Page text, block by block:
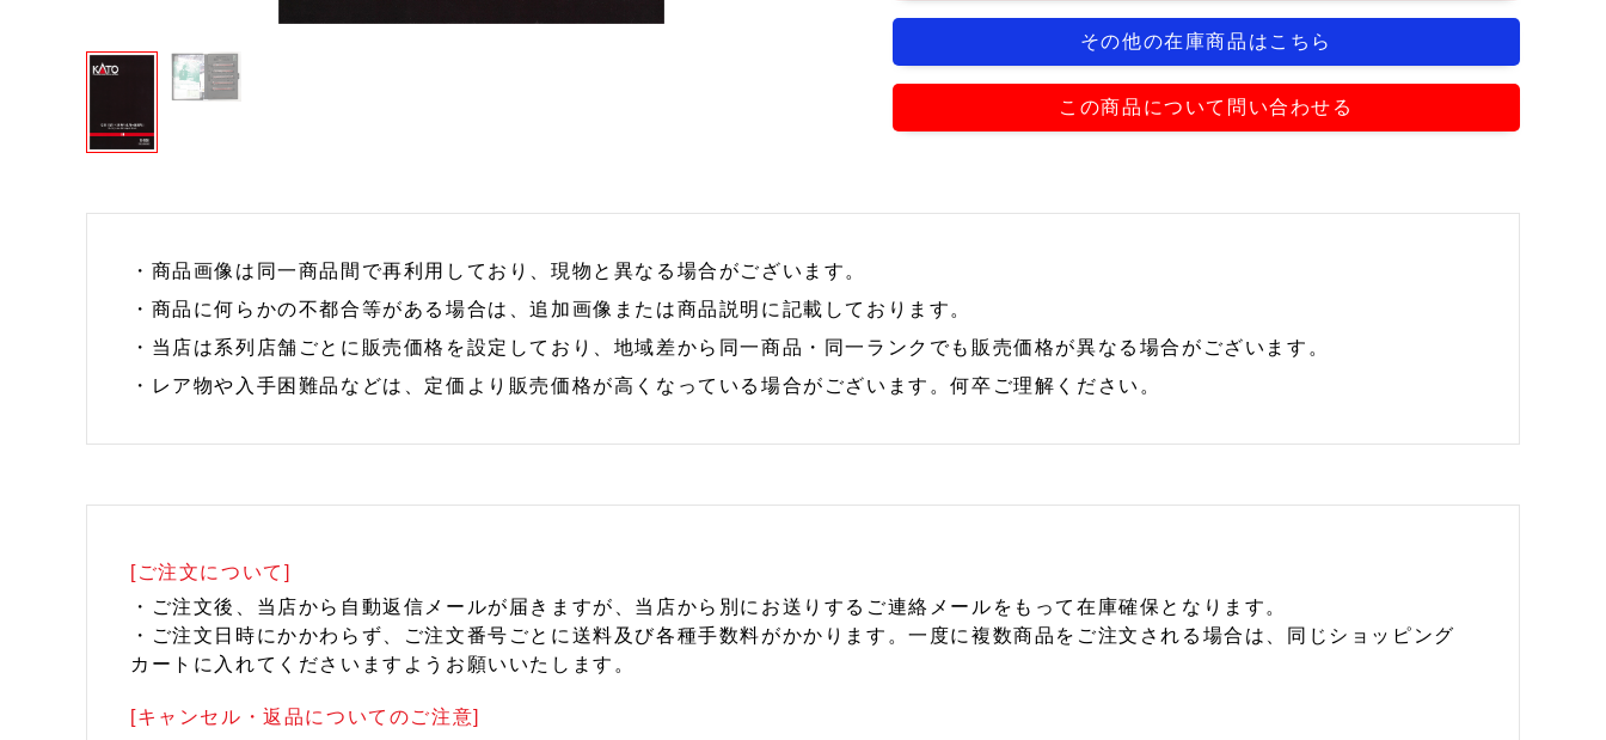
その他の在庫商品はこちら
この商品について問い合わせる
・商品画像は同一商品間で再利用しており、現物と異なる場合がございます。
・商品に何らかの不都合等がある場合は、追加画像または商品説明に記載しております。
・当店は系列店舗ごとに販売価格を設定しており、地域差から同一商品・同一ランクでも販売価格が異なる場合がございます。
・レア物や入手困難品などは、定価より販売価格が高くなっている場合がございます。何卒ご理解ください。
[ご注文について]
・ご注文後、当店から自動返信メールが届きますが、当店から別にお送りするご連絡メールをもって在庫確保となります。
・ご注文日時にかかわらず、ご注文番号ごとに送料及び各種手数料がかかります。一度に複数商品をご注文される場合は、同じショッピング
カートに入れてくださいますようお願いいたします。
[キャンセル・返品についてのご注意]